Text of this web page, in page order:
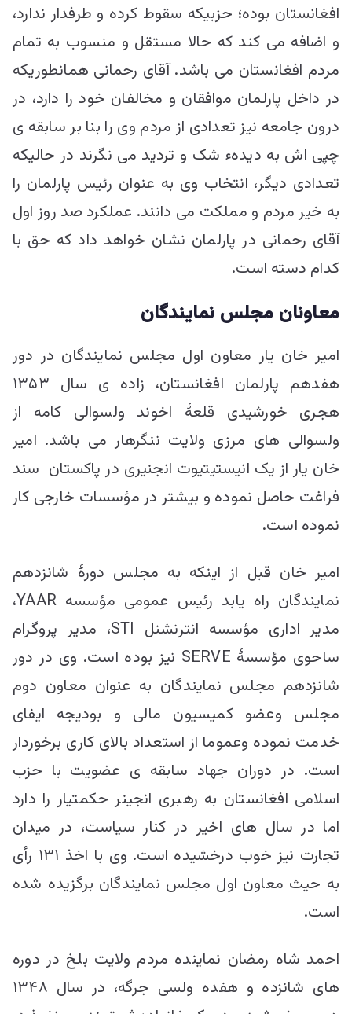
افغانستان بوده؛ حزبیکه سقوط کرده و طرفدار ندارد،
و اضافه می کند که حالا مستقل و منسوب به تمام
مردم افغانستان می باشد. آقای رحمانی همانطوریکه
در داخل پارلمان موافقان و مخالفان خود را دارد، در
درون جامعه نیز تعدادی از مردم وی را بنا بر سابقه ی
چپی اش به دیدهء شک و تردید می نگرند در حالیکه
تعدادی دیگر، انتخاب وی به عنوان رئیس پارلمان را
به خیر مردم و مملکت می دانند. عملکرد صد روز اول
آقای رحمانی در پارلمان نشان خواهد داد که حق با
کدام دسته است.
معاونان مجلس نمایندگان
امیر خان یار معاون اول مجلس نمایندگان در دور
هفدهم پارلمان افغانستان، زاده ی سال ۱۳۵۳
هجری خورشیدی قلعۀ اخوند ولسوالی کامه از
ولسوالی های مرزی ولایت ننگرهار می باشد. امیر
خان یار از یک انیستیتیوت انجنیری در پاکستان سند
فراغت حاصل نموده و بیشتر در مؤسسات خارجی کار
نموده است.
امیر خان قبل از اینکه به مجلس دورۀ شانزدهم
نمایندگان راه یابد رئیس عمومی مؤسسه YAAR،
مدیر اداری مؤسسه انترنشنل STI، مدیر پروگرام
ساحوی مؤسسۀ SERVE نیز بوده است. وی در دور
شانزدهم مجلس نمایندگان به عنوان معاون دوم
مجلس وعضو کمیسیون مالی و بودیجه ایفای
خدمت نموده وعموما از استعداد بالای کاری برخوردار
است. در دوران جهاد سابقه ی عضویت با حزب
اسلامی افغانستان به رهبری انجینر حکمتیار را دارد
اما در سال های اخیر در کنار سیاست، در میدان
تجارت نیز خوب درخشیده است. وی با اخذ ۱۳۱ رأی
به حیث معاون اول مجلس نمایندگان برگزیده شده
است.
احمد شاه رمضان نماینده مردم ولایت بلخ در دوره
های شانزده و هفده ولسی جرگه، در سال ۱۳۴۸